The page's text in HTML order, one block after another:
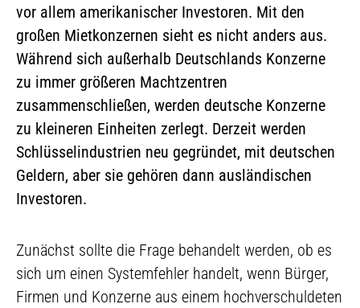
vor allem amerikanischer Investoren. Mit den
großen Mietkonzernen sieht es nicht anders aus.
Während sich außerhalb Deutschlands Konzerne
zu immer größeren Machtzentren
zusammenschließen, werden deutsche Konzerne
zu kleineren Einheiten zerlegt. Derzeit werden
Schlüsselindustrien neu gegründet, mit deutschen
Geldern, aber sie gehören dann ausländischen
Investoren.
Zunächst sollte die Frage behandelt werden, ob es
sich um einen Systemfehler handelt, wenn Bürger,
Firmen und Konzerne aus einem hochverschuldeten